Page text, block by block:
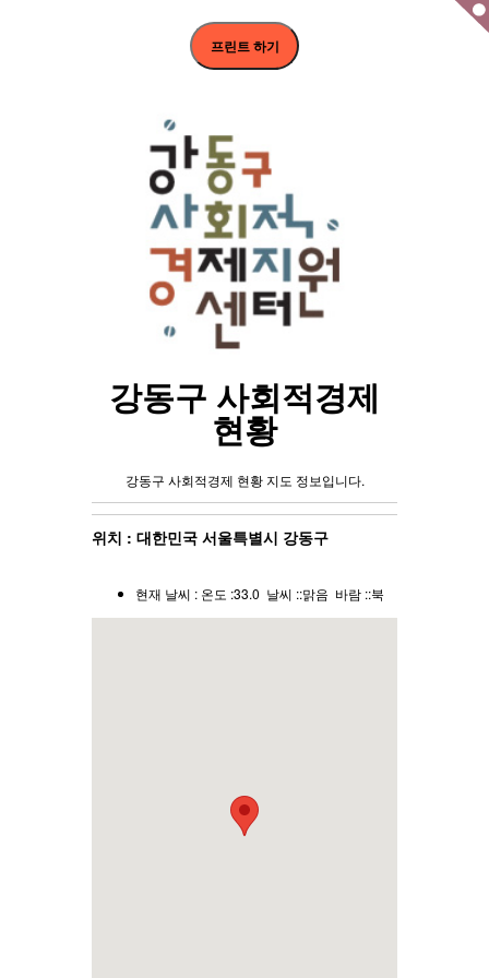
프린트 하기
강동구 사회적경제
현황
강동구 사회적경제 현황 지도 정보입니다.
위치 : 대한민국 서울특별시 강동구
현재 날씨 : 온도 :33.0 날씨 ::맑음 바람 ::북